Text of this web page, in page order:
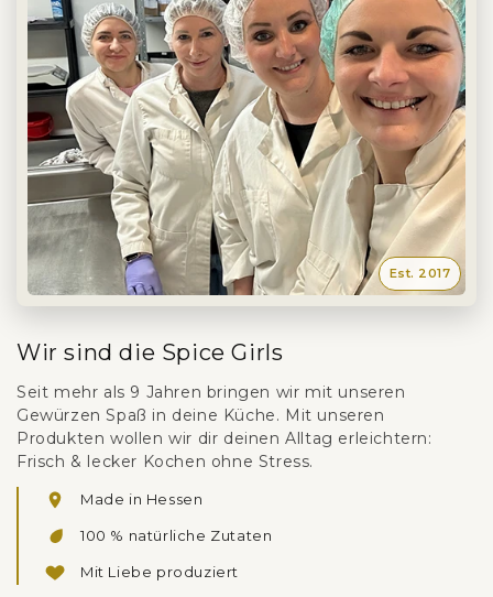
Wir sind die Spice Girls
Seit mehr als 9 Jahren bringen wir mit unseren
Gewürzen Spaß in deine Küche. Mit unseren
Produkten wollen wir dir deinen Alltag erleichtern:
Frisch & lecker Kochen ohne Stress.
Made in Hessen
100 % natürliche Zutaten
Mit Liebe produziert